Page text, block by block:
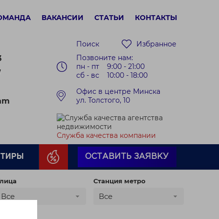
ВАКАНСИИ СТАТЬИ КОНТАКТЫ
Поиск
Избранное
Позвоните нам:
пн - пт 9:00 - 21:00
сб - вс 10:00 - 18:00
Офис в центре Минска
ул. Толстого, 10
Служба качества компании
ОСТАВИТЬ ЗАЯВКУ
Все
Станция метро
Все